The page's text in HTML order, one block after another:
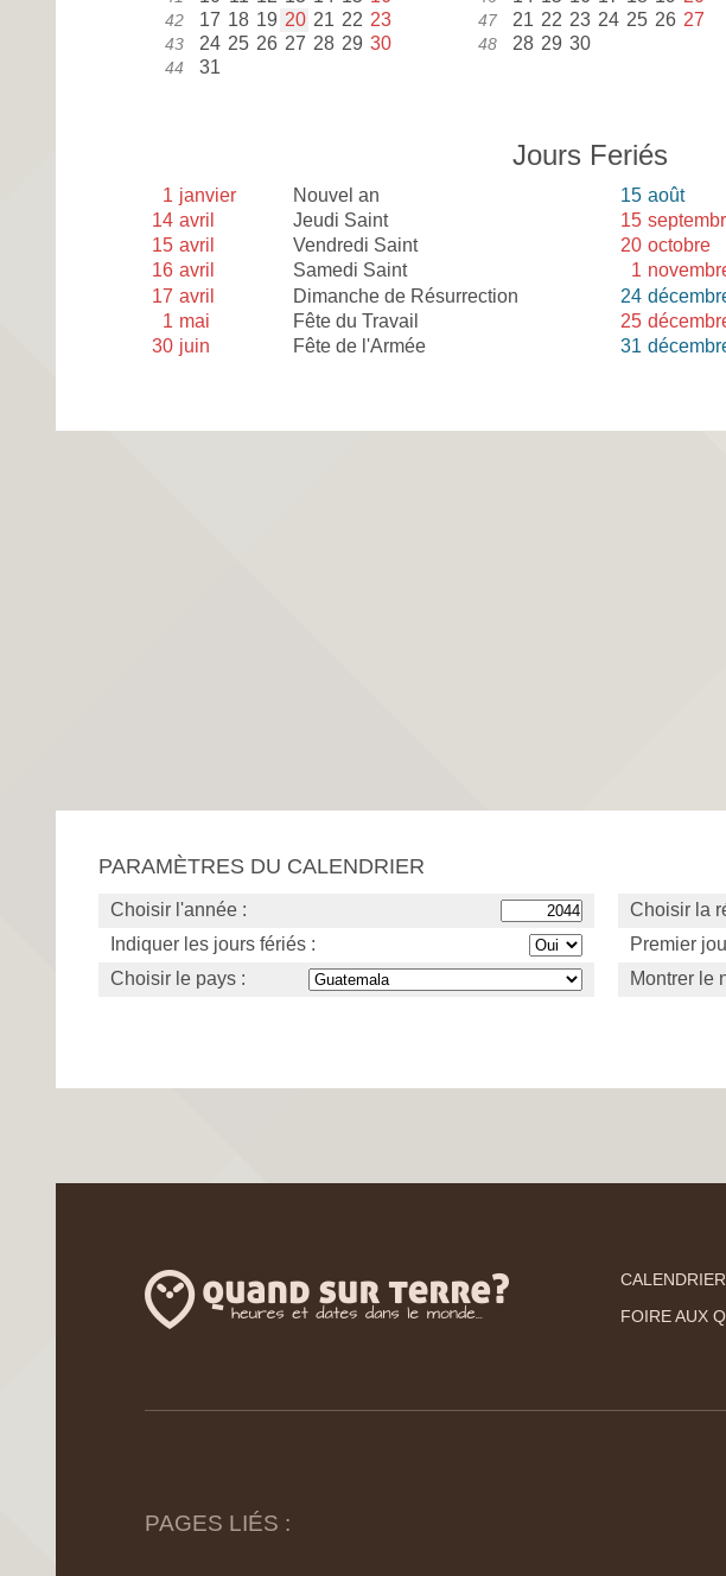
42 17 18 19 20 21 22 23
43 24 25 26 27 28 29 30
44 31
47 21 22 23 24 25 26 27
48 28 29 30
Jours Feriés
1 janvier
Nouvel an
14 avril
Jeudi Saint
15 avril
Vendredi Saint
16 avril
Samedi Saint
17 avril
Dimanche de Résurrection
1 mai
Fête du Travail
30 juin Fête de l'Armée
15 août
15
20 octobre
1
24
25
31
PARAMÈTRES DU CALENDRIER
Choisir l'année :
Indiquer les jours fériés :
Choisir le pays :
Choisir la
Premier
Montrer le
CALENDRIER
FOIRE AUX
PAGES LIÉS :